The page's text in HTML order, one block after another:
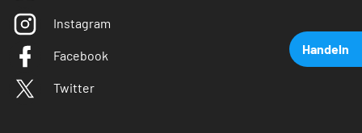
Handeln
Instagram
Facebook
Twitter